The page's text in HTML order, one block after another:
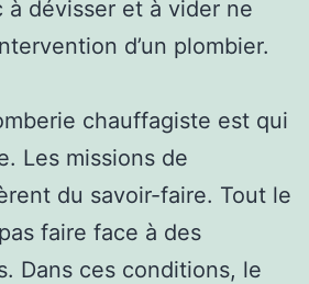
dévisser et à vider ne
d’un plombier.
chauffagiste est qui
Les missions de
du savoir-faire. Tout le
faire face à des
Dans ces conditions, le